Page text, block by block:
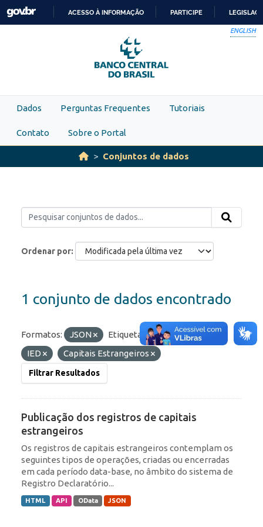
Skip to main content
PARA
O
CONTEÚDO
ACESSO À INFORMAÇÃO PARTICIPE
ENGLISH
Dados Perguntas Frequentes Tutoriais
Contato Sobre o Portal
Conjuntos de dados
Ordenar por
1 conjunto de dados encontrado
Formatos: JSON Etiquetas:
Portfólio
IED
Capitais Estrangeiros
Filtrar Resultados
Publicação dos registros de capitais
estrangeiros
Os registros de capitais estrangeiros contemplam os
seguintes tipos de operações, criadas ou encerradas
em cada período data-base, no âmbito do sistema de
Registro Declaratório...
HTML API OData JSON